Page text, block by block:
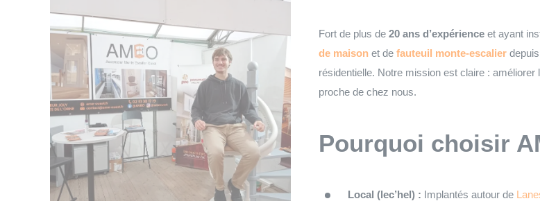
Fort de plus de 20 ans d’expérienceet ayant
de maisonet de fauteuil monte-escalierdepuis
résidentielle. Notre mission est claire :
proche de chez nous.
Pourquoi choisir
Local (lec’hel) : Implantés autour de